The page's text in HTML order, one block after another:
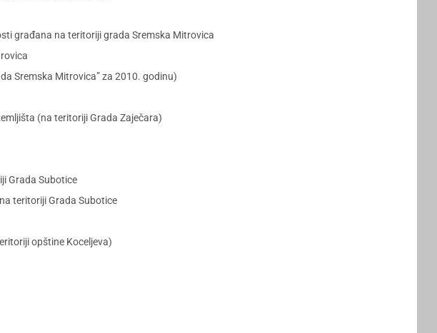
građana na teritoriji grada Sremska Mitrovica
Sremska Mitrovica” za 2010. godinu)
(na teritoriji Grada Zaječara)
Grada Subotice
teritoriji Grada Subotice
opštine Koceljeva)